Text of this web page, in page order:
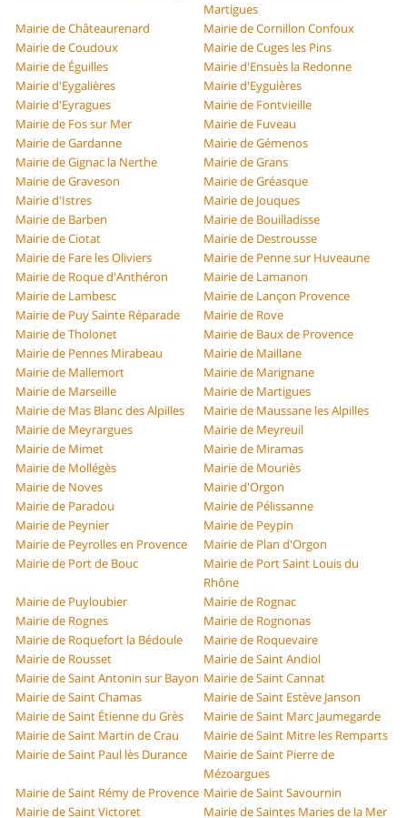
Martigues
Mairie de Châteaurenard
Mairie de Cornillon Confoux
Mairie de Coudoux
Mairie de Cuges les Pins
Mairie de Éguilles
Mairie d'Ensuès la Redonne
Mairie d'Eygalières
Mairie d'Eyguières
Mairie d'Eyragues
Mairie de Fontvieille
Mairie de Fos sur Mer
Mairie de Fuveau
Mairie de Gardanne
Mairie de Gémenos
Mairie de Gignac la Nerthe
Mairie de Grans
Mairie de Graveson
Mairie de Gréasque
Mairie d'Istres
Mairie de Jouques
Mairie de Barben
Mairie de Bouilladisse
Mairie de Ciotat
Mairie de Destrousse
Mairie de Fare les Oliviers
Mairie de Penne sur Huveaune
Mairie de Roque d'Anthéron
Mairie de Lamanon
Mairie de Lambesc
Mairie de Lançon Provence
Mairie de Puy Sainte Réparade
Mairie de Rove
Mairie de Tholonet
Mairie de Baux de Provence
Mairie de Pennes Mirabeau
Mairie de Maillane
Mairie de Mallemort
Mairie de Marignane
Mairie de Marseille
Mairie de Martigues
Mairie de Mas Blanc des Alpilles
Mairie de Maussane les Alpilles
Mairie de Meyrargues
Mairie de Meyreuil
Mairie de Mimet
Mairie de Miramas
Mairie de Mollégès
Mairie de Mouriès
Mairie de Noves
Mairie d'Orgon
Mairie de Paradou
Mairie de Pélissanne
Mairie de Peynier
Mairie de Peypin
Mairie de Peyrolles en Provence
Mairie de Plan d'Orgon
Mairie de Port de Bouc
Mairie de Port Saint Louis du
Rhône
Mairie de Puyloubier
Mairie de Rognac
Mairie de Rognes
Mairie de Rognonas
Mairie de Roquefort la Bédoule
Mairie de Roquevaire
Mairie de Rousset
Mairie de Saint Andiol
Mairie de Saint Antonin sur Bayon Mairie de Saint Cannat
Mairie de Saint Chamas
Mairie de Saint Estève Janson
Mairie de Saint Étienne du Grès
Mairie de Saint Marc Jaumegarde
Mairie de Saint Martin de Crau
Mairie de Saint Mitre les Remparts
Mairie de Saint Paul lès Durance
Mairie de Saint Pierre de
Mézoargues
Mairie de Saint Rémy de Provence Mairie de Saint Savournin
Mairie de Saint Victoret
Mairie de Saintes Maries de la Mer